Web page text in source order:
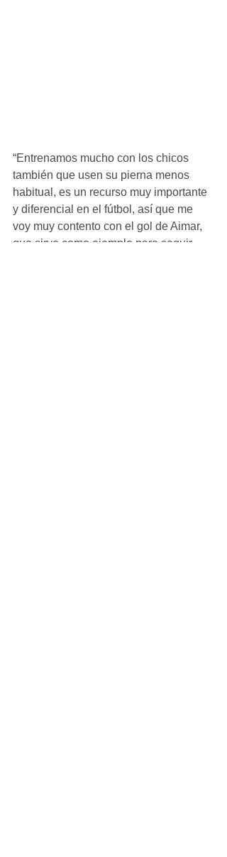
“Entrenamos mucho con los chicos
también que usen su pierna menos
habitual, es un recurso muy importante
y diferencial en el fútbol, así que me
voy muy contento con el gol de Aimar,
que sirve como ejemplo para seguir